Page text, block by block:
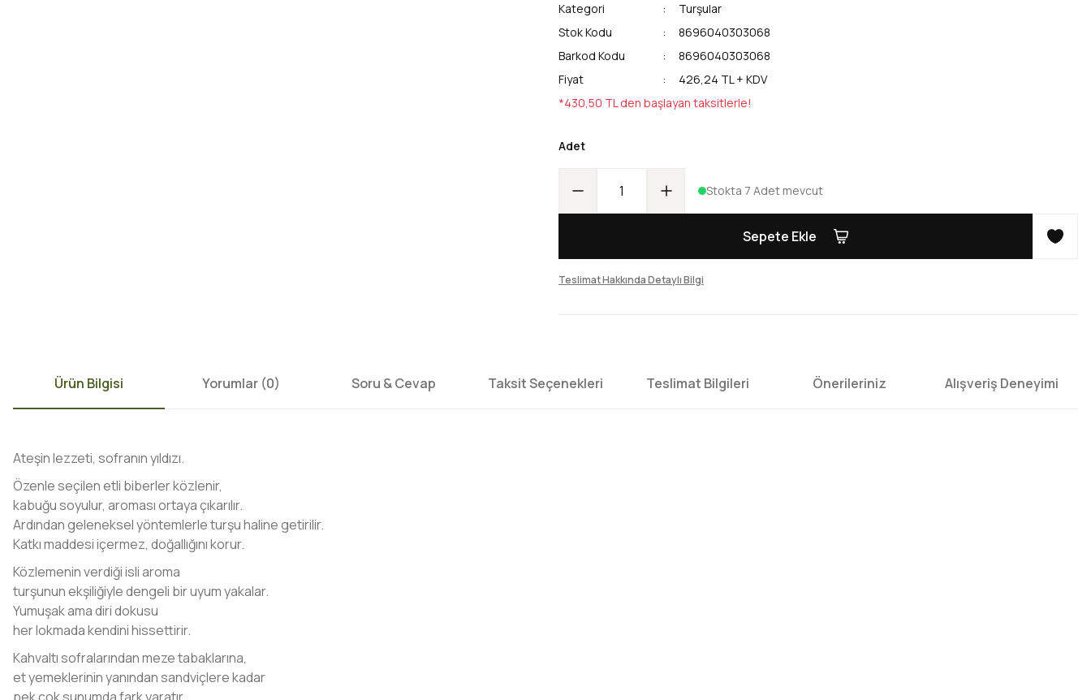
Kategori
Turşular
Stok Kodu
8696040303068
Barkod Kodu
8696040303068
Fiyat
426,24 TL + KDV
*430,50 TL den başlayan taksitlerle!
Adet
Stokta 7 Adet mevcut
Sepete Ekle
Teslimat Hakkında Detaylı Bilgi
Ürün Bilgisi Yorumlar (0) Soru & Cevap Taksit Seçenekleri Teslimat Bilgileri Önerileriniz Alışveriş Deneyimi
Ateşin lezzeti, sofranın yıldızı.
Özenle seçilen etli biberler közlenir,
kabuğu soyulur, aroması ortaya çıkarılır.
Ardından geleneksel yöntemlerle turşu haline getirilir.
Katkı maddesi içermez, doğallığını korur.
Közlemenin verdiği isli aroma
turşunun ekşiliğiyle dengeli bir uyum yakalar.
Yumuşak ama diri dokusu
her lokmada kendini hissettirir.
Kahvaltı sofralarından meze tabaklarına,
et yemeklerinin yanından sandviçlere kadar